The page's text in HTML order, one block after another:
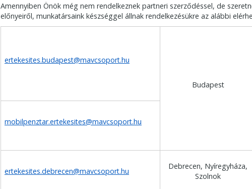
Amennyiben Önök még nem rendelkeznek partneri szerződéssel, de
előnyeiről, munkatársaink készséggel állnak rendelkezésükre az alábbi
ertekesites.budapest@mavcsoport.hu
Budapest
mobilpenztar.ertekesites@mavcsoport.hu
ertekesites.debrecen@mavcsoport.hu
Debrecen, Nyíregyháza,
Szolnok